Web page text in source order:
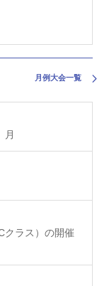
月例大会一覧
月
クラス）の開催